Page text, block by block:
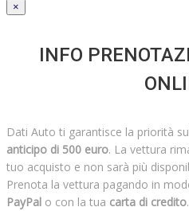
×
INFO
Dati Auto ti garantisce la priorità
anticipo di 500 euro. La vettura
tuo acquisto e non sarà più
Prenota la vettura pagando in
PayPal o con la tua carta di credito.